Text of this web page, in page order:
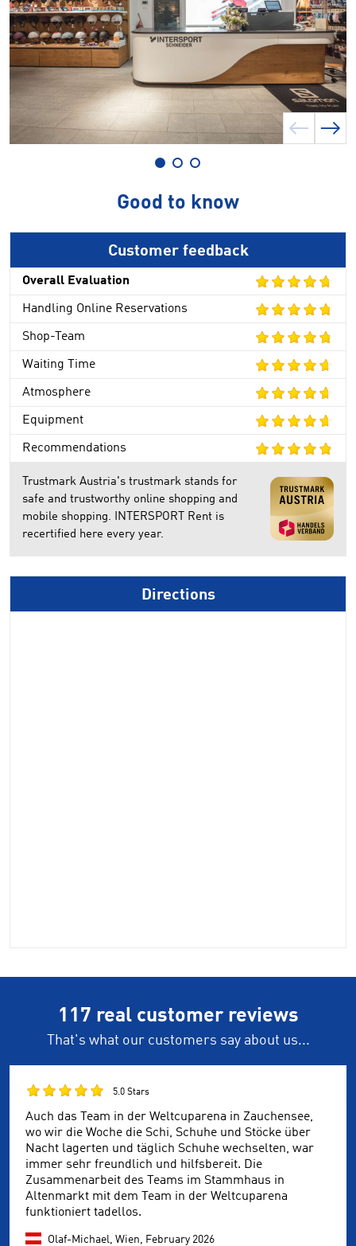
Good to know
Customer feedback
Overall Evaluation
Handling Online Reservations
Shop-Team
Waiting Time
Atmosphere
Equipment
Recommendations
Trustmark Austria's trustmark stands for
safe and trustworthy online shopping and
mobile shopping. INTERSPORT Rent is
recertified here every year.
Directions
117 real customer reviews
That's what our customers say about us...
5.0 Stars
Auch das Team in der Weltcuparena in Zauchensee,
wo wir die Woche die Schi, Schuhe und Stöcke über
Nacht lagerten und täglich Schuhe wechselten, war
immer sehr freundlich und hilfsbereit. Die
Zusammenarbeit des Teams im Stammhaus in
Altenmarkt mit dem Team in der Weltcuparena
funktioniert tadellos.
Olaf-Michael, Wien, February 2026